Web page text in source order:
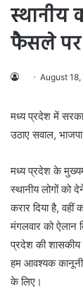
स्थानीय
फैसले पर
August
मध्य प्रदेश में
उठाए सवाल,
मध्य प्रदेश के
स्थानीय लोगों को
करार दिया है,
मंगलवार को ऐलान
प्रदेश की शासकीय
हम आवश्यक
के लिए।